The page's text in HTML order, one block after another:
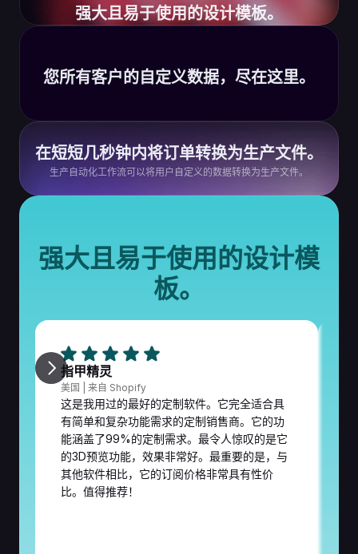
强大且易于使用的设计模板。
您所有客户的自定义数据，尽在这里。
在短短几秒钟内将订单转换为生产文件。
生产自动化工作流可以将用户自定义的数据转换为生产文件。
强大且易于使用的设计模
板。
指甲精灵
美国 | 来自 Shopify
这是我用过的最好的定制软件。它完全适合具
有简单和复杂功能需求的定制销售商。它的功
能涵盖了99%的定制需求。最令人惊叹的是它
的3D预览功能，效果非常好。最重要的是，与
其他软件相比，它的订阅价格非常具有性价
比。值得推荐！